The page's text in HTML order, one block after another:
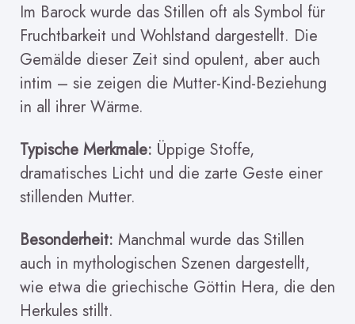
Im Barock wurde das Stillen oft als Symbol für
Fruchtbarkeit und Wohlstand dargestellt. Die
Gemälde dieser Zeit sind opulent, aber auch
intim – sie zeigen die Mutter-Kind-Beziehung
in all ihrer Wärme.
Typische Merkmale: Üppige Stoffe,
dramatisches Licht und die zarte Geste einer
stillenden Mutter.
Besonderheit: Manchmal wurde das Stillen
auch in mythologischen Szenen dargestellt,
wie etwa die griechische Göttin Hera, die den
Herkules stillt.